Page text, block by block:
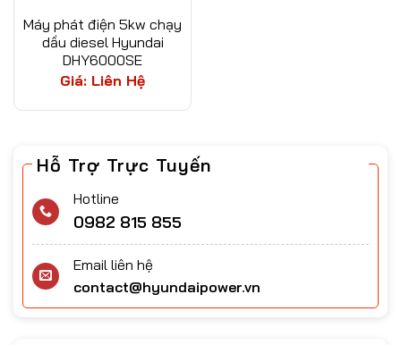
Hỗ Trợ Trực Tuyến
Hotline
0982 815 855
Email liên hệ
contact@hyundaipower.vn
Máy phát điện 5kw chạy
dầu diesel Hyundai
DHY6000SE
Giá: Liên Hệ